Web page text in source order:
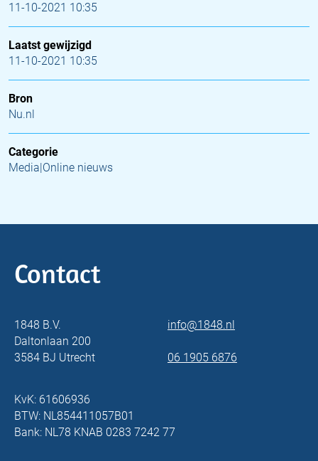
11-10-2021 10:35
Laatst gewijzigd
11-10-2021 10:35
Bron
Nu.nl
Categorie
Media|Online nieuws
Contact
1848 B.V.
Daltonlaan 200
3584 BJ Utrecht
info@1848.nl
06 1905 6876
KvK: 61606936
BTW: NL854411057B01
Bank: NL78 KNAB 0283 7242 77